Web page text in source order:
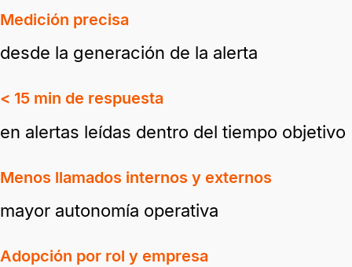
Medición precisa
desde la generación de la alerta
< 15 min de respuesta
en alertas leídas dentro del tiempo objetivo
Menos llamados internos y externos
mayor autonomía operativa
Adopción por rol y empresa